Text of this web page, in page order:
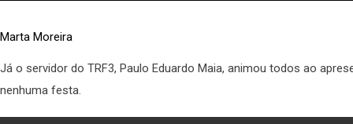
Marta Moreira
Já o servidor do TRF3, Paulo Eduardo Maia, animou todos ao
nenhuma festa.